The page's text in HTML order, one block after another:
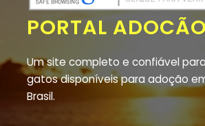
PORTAL ADOCÃO
Um site completo e confiável
gatos disponíveis para adoção
Brasil.